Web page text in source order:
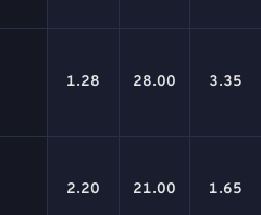
1.28 28.00 3.35
2.20 21.00 1.65